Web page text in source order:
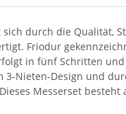
durch die Qualität,
Friodur
in fünf Schritten
Nieten-Design und
Messerset